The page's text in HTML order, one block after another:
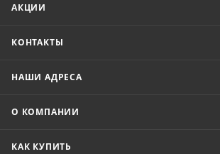
АКЦИИ
КОНТАКТЫ
НАШИ АДРЕСА
О КОМПАНИИ
КАК КУПИТЬ